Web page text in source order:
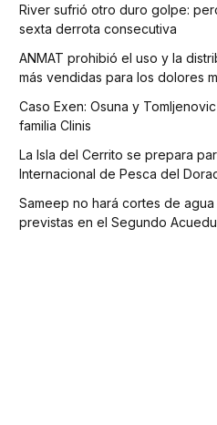
River sufrió otro duro golpe:
sexta derrota consecutiva
ANMAT prohibió el uso y la
más vendidas para los dolores
Caso Exen: Osuna y
familia Clinis
La Isla del Cerrito se prepara
Internacional de Pesca del
Sameep no hará cortes de
previstas en el Segundo